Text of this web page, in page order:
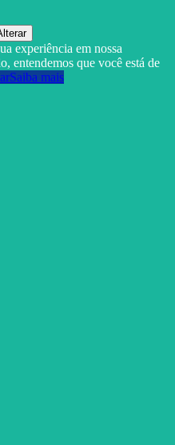
experiência em nossa
entendemos que você está de
Saiba mais